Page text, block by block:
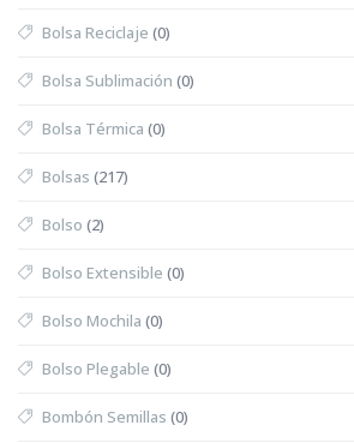
Bolsa Reciclaje (0)
Bolsa Sublimación (0)
Bolsa Térmica (0)
Bolsas (217)
Bolso (2)
Bolso Extensible (0)
Bolso Mochila (0)
Bolso Plegable (0)
Bombón Semillas (0)